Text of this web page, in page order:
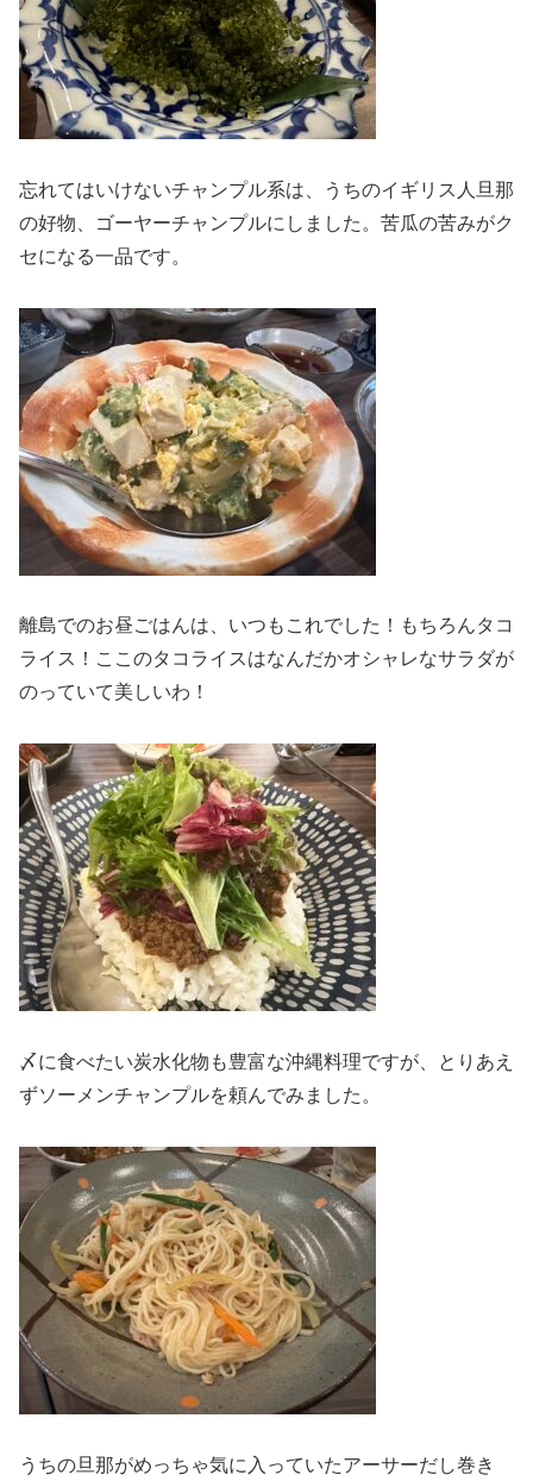
忘れてはいけないチャンプル系は、うちのイギリス人旦那
の好物、ゴーヤーチャンプルにしました。苦瓜の苦みがク
セになる一品です。
離島でのお昼ごはんは、いつもこれでした！もちろんタコ
ライス！ここのタコライスはなんだかオシャレなサラダが
のっていて美しいわ！
〆に食べたい炭水化物も豊富な沖縄料理ですが、とりあえ
ずソーメンチャンプルを頼んでみました。
うちの旦那がめっちゃ気に入っていたアーサーだし巻き